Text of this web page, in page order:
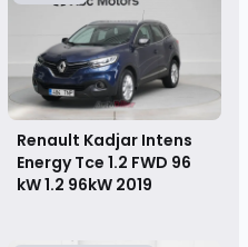
Renault Kadjar Intens
Energy Tce 1.2 FWD 96
kW 1.2 96kW 2019